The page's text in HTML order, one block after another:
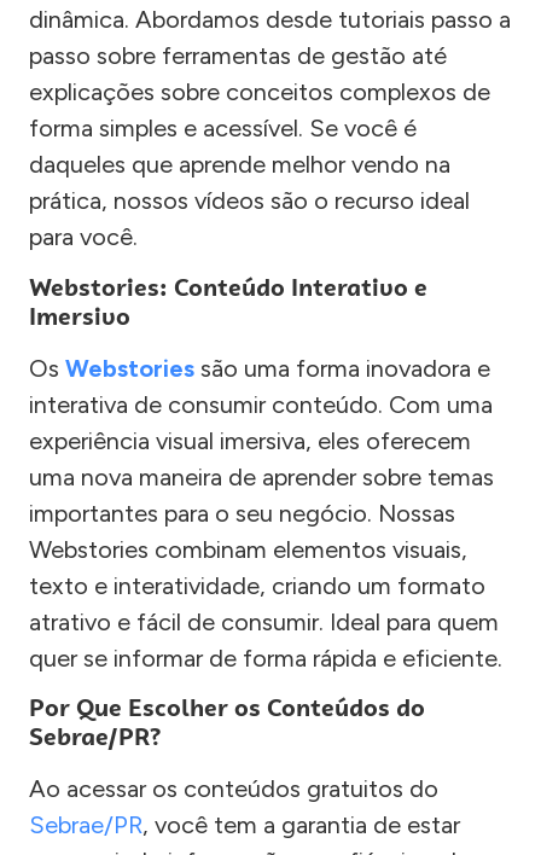
dinâmica. Abordamos desde tutoriais passo a
passo sobre ferramentas de gestão até
explicações sobre conceitos complexos de
forma simples e acessível. Se você é
daqueles que aprende melhor vendo na
prática, nossos vídeos são o recurso ideal
para você.
Webstories: Conteúdo Interativo e
Imersivo
Os Webstories são uma forma inovadora e
interativa de consumir conteúdo. Com uma
experiência visual imersiva, eles oferecem
uma nova maneira de aprender sobre temas
importantes para o seu negócio. Nossas
Webstories combinam elementos visuais,
texto e interatividade, criando um formato
atrativo e fácil de consumir. Ideal para quem
quer se informar de forma rápida e eficiente.
Por Que Escolher os Conteúdos do
Sebrae/PR?
Ao acessar os conteúdos gratuitos do
Sebrae/PR, você tem a garantia de estar